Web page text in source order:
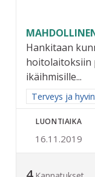
Hankitaan
hoitolaitoksiin
ikäihmisille...
Rajaa tulokset
Terveys ja
LUONTIAIKA
16.11.2019